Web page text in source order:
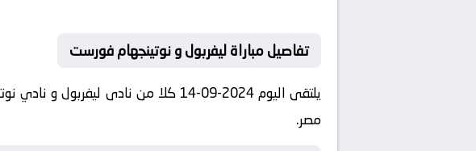
تفاصيل مباراة ليفربول و نوتينجهام فورست
مصر.